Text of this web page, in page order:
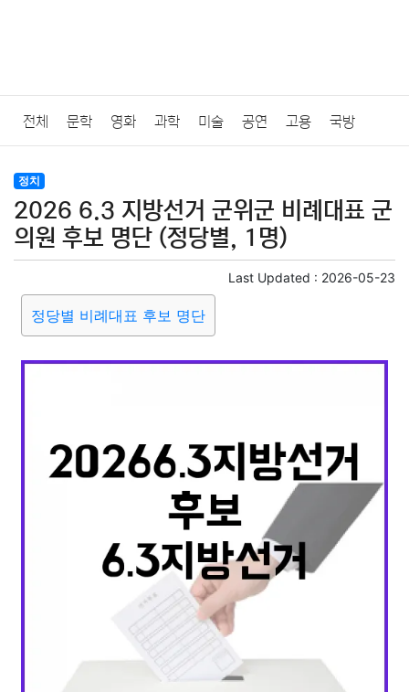
전체 문학 영화 과학 미술 공연 고용 국방
법률
질병 가요 방송 일상 주식 암호화폐 블록체인
미용 증권 인테리어
요리 상품리뷰 원예 금융
부동산 외국어 교육 교통 생활 기타
정치
2026 6.3 지방선거 군위군 비례대표 군
의원 후보 명단 (정당별, 1명)
Last Updated : 2026-05-23
정당별 비례대표 후보 명단